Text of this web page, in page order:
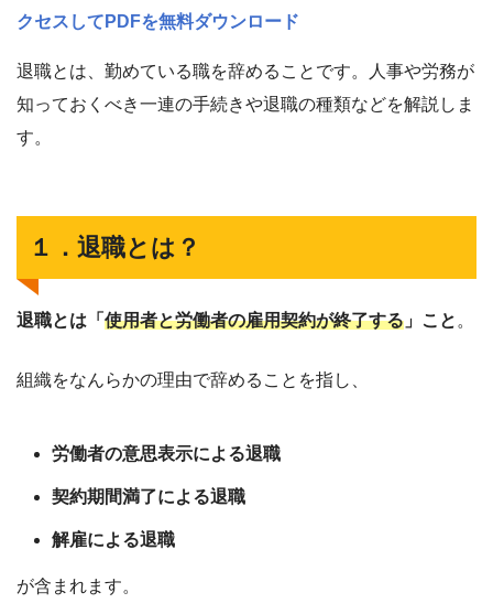
クセスしてPDFを無料ダウンロード
退職とは、勤めている職を辞めることです。人事や労務が
知っておくべき一連の手続きや退職の種類などを解説しま
す。
１．退職とは？
退職とは「 使用者と労働者の雇用契約が終了する 」こと 。
組織をなんらかの理由で辞めることを指し、
労働者の意思表示による退職
契約期間満了による退職
解雇による退職
が含まれます。